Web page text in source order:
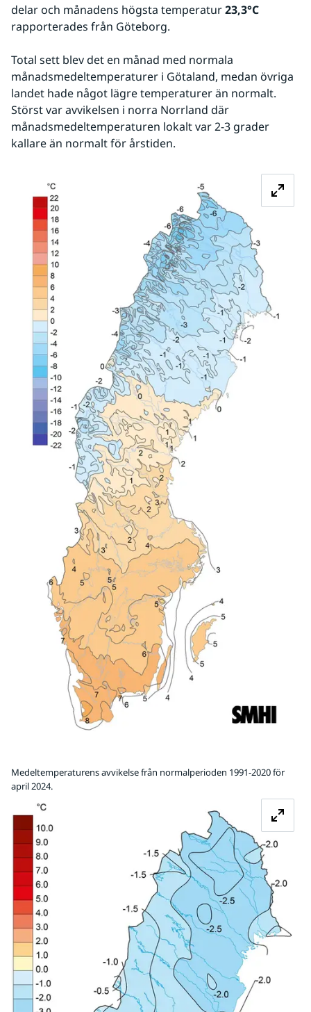
delar och månadens högsta temperatur 23,3°C
rapporterades från Göteborg.
Total sett blev det en månad med normala
månadsmedeltemperaturer i Götaland, medan övriga
landet hade något lägre temperaturer än normalt.
Störst var avvikelsen i norra Norrland där
månadsmedeltemperaturen lokalt var 2-3 grader
kallare än normalt för årstiden.
Medeltemperaturens avvikelse från normalperioden 1991-2020 för
april 2024.